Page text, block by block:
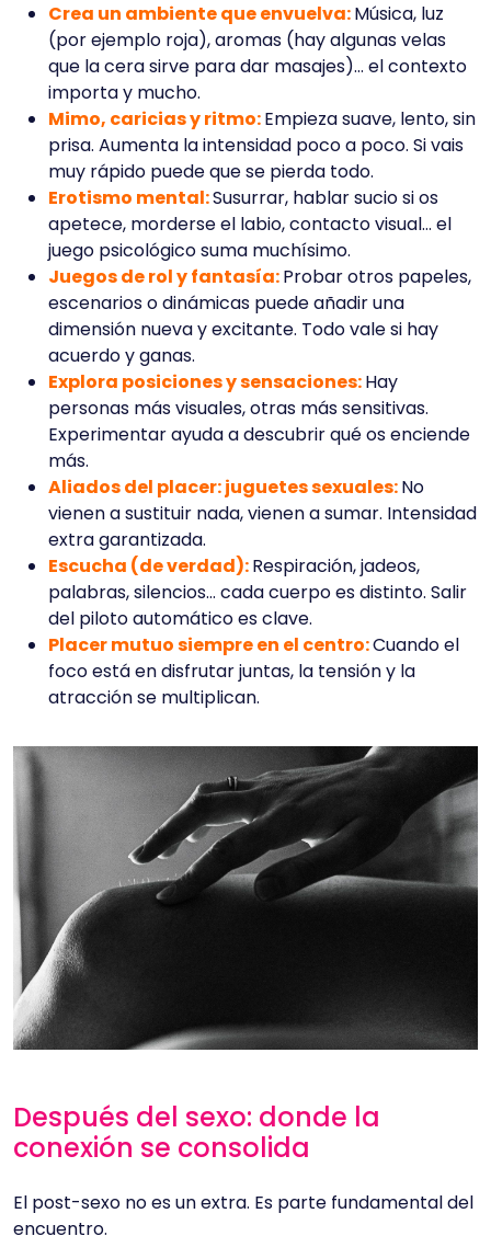
Crea un ambiente que envuelva:Música, luz
(por ejemplo roja), aromas (hay algunas velas
que la cera sirve para dar masajes)… el contexto
importa y mucho.
Mimo, caricias y ritmo:Empieza suave, lento, sin
prisa. Aumenta la intensidad poco a poco. Si vais
muy rápido puede que se pierda todo.
Erotismo mental:Susurrar, hablar sucio si os
apetece, morderse el labio, contacto visual… el
juego psicológico suma muchísimo.
Juegos de rol y fantasía:Probar otros papeles,
escenarios o dinámicas puede añadir una
dimensión nueva y excitante. Todo vale si hay
acuerdo y ganas.
Explora posiciones y sensaciones:Hay
personas más visuales, otras más sensitivas.
Experimentar ayuda a descubrir qué os enciende
más.
Aliados del placer: juguetes sexuales:No
vienen a sustituir nada, vienen a sumar. Intensidad
extra garantizada.
Escucha (de verdad):Respiración, jadeos,
palabras, silencios… cada cuerpo es distinto. Salir
del piloto automático es clave.
Placer mutuo siempre en el centro:Cuando el
foco está en disfrutar juntas, la tensión y la
atracción se multiplican.
Después del sexo: donde la
conexión se consolida
El post-sexo no es un extra. Es parte fundamental del
encuentro.